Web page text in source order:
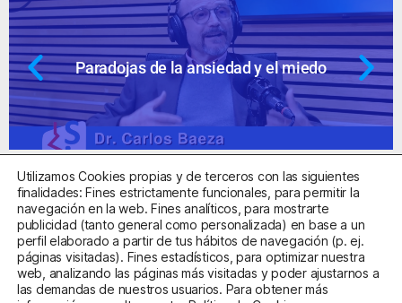
Paradojas de la ansiedad y el miedo
Centro Sanitario Autorizado con el código E08737002
Aviso LegalPolítica de PrivacidadPolítica de Cookies
Utilizamos Cookies propias y de terceros con las siguientes
finalidades: Fines estrictamente funcionales, para permitir la
navegación en la web. Fines analíticos, para mostrarte
publicidad (tanto general como personalizada) en base a un
perfil elaborado a partir de tus hábitos de navegación (p. ej.
páginas visitadas). Fines estadísticos, para optimizar nuestra
web, analizando las páginas más visitadas y poder ajustarnos a
las demandas de nuestros usuarios. Para obtener más